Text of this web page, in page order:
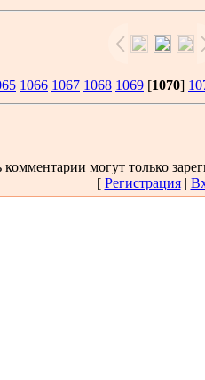
1066 1067 1068 1069 [1070]
комментарии могут только
[ Регистрация|